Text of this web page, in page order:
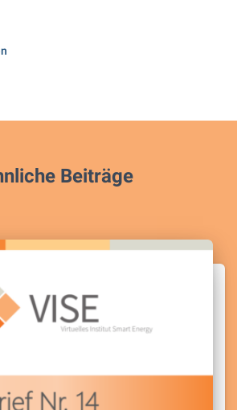
Beiträge